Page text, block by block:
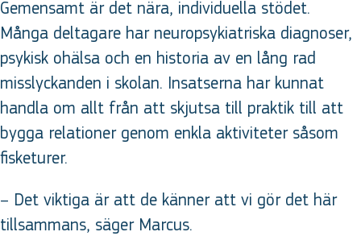
Gemensamt är det nära, individuella stödet.
Många deltagare har neuropsykiatriska diagnoser,
psykisk ohälsa och en historia av en lång rad
misslyckanden i skolan. Insatserna har kunnat
handla om allt från att skjutsa till praktik till att
bygga relationer genom enkla aktiviteter såsom
fisketurer.
– Det viktiga är att de känner att vi gör det här
tillsammans, säger Marcus.